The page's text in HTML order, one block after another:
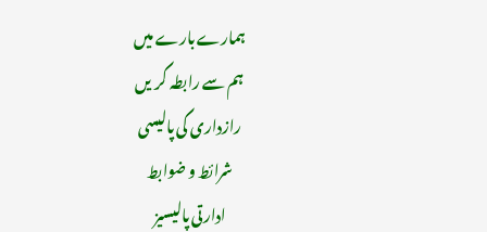
ہمارے بارے میں
ہم سے رابطہ کریں
رازداری کی پالیسی
شرائط و ضوابط
ادارتی پالیسیز